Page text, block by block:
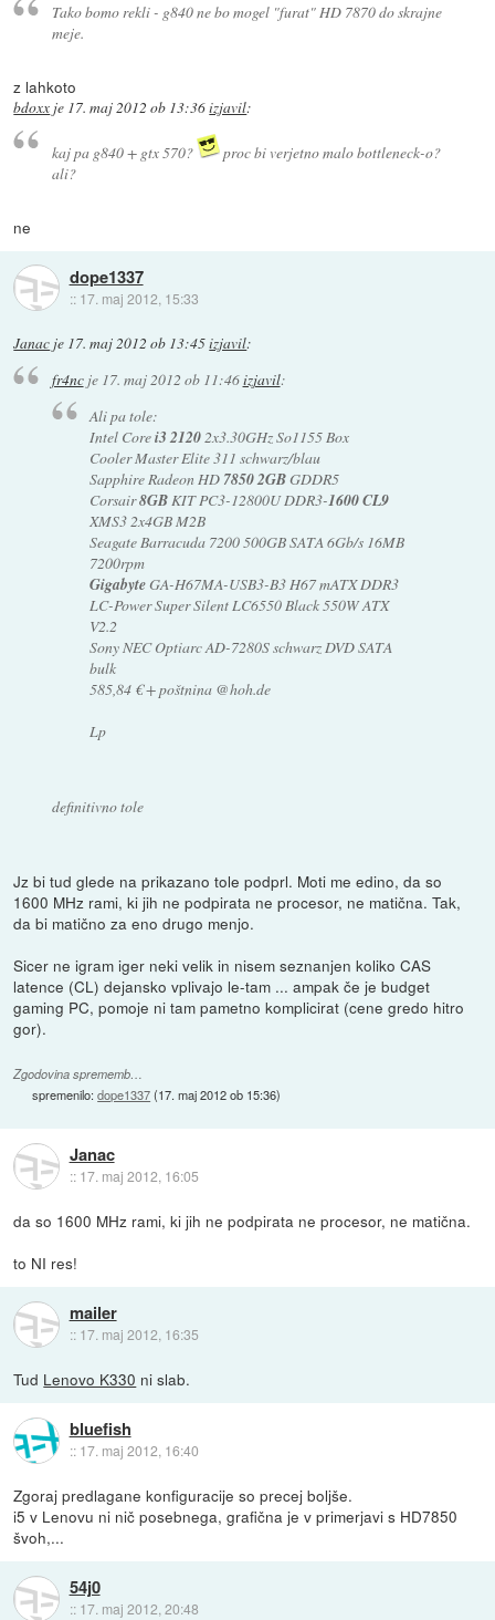
Tako bomo rekli - g840 ne bo mogel "furat" HD 7870 do skrajne
meje.
z lahkoto
bdoxx je 17. maj 2012 ob 13:36izjavil:
kaj pa g840 + gtx 570?
proc bi verjetno malo bottleneck-o?
ali?
ne
dope1337
:: 17. maj 2012, 15:33
Janac je 17. maj 2012 ob 13:45izjavil:
fr4ncje 17. maj 2012 ob 11:46izjavil:
Ali pa tole:
Intel Corei3 21202x3.30GHz So1155 Box
Cooler Master Elite 311 schwarz/blau
Sapphire Radeon HD 7850 2GBGDDR5
Corsair8GBKIT PC3-12800U DDR3-1600 CL9
XMS3 2x4GB M2B
Seagate Barracuda 7200 500GB SATA 6Gb/s 16MB
7200rpm
GigabyteGA-H67MA-USB3-B3 H67 mATX DDR3
LC-Power Super Silent LC6550 Black 550W ATX
V2.2
Sony NEC Optiarc AD-7280S schwarz DVD SATA
bulk
585,84 € + poštnina @hoh.de
Lp
definitivno tole
Jz bi tud glede na prikazano tole podprl. Moti me edino, da so
1600 MHz rami, ki jih ne podpirata ne procesor, ne matična. Tak,
da bi matično za eno drugo menjo.
Sicer ne igram iger neki velik in nisem seznanjen koliko CAS
latence (CL) dejansko vplivajo le-tam ... ampak če je budget
gaming PC, pomoje ni tam pametno komplicirat (cene gredo hitro
gor).
Zgodovina sprememb…
spremenilo:dope1337(17. maj 2012 ob 15:36)
Janac
:: 17. maj 2012, 16:05
da so 1600 MHz rami, ki jih ne podpirata ne procesor, ne matična.
to NI res!
mailer
:: 17. maj 2012, 16:35
Tud Lenovo K330 ni slab.
bluefish
:: 17. maj 2012, 16:40
Zgoraj predlagane konfiguracije so precej boljše.
i5 v Lenovu ni nič posebnega, grafična je v primerjavi s HD7850
švoh,...
54j0
:: 17. maj 2012, 20:48